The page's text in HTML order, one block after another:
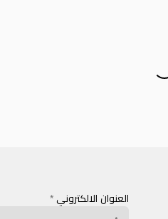
العنوان الالكتروني *